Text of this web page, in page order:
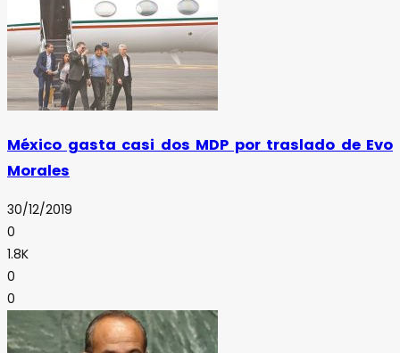
México gasta casi dos MDP por traslado de Evo
Morales
30/12/2019
0
1.8K
0
0